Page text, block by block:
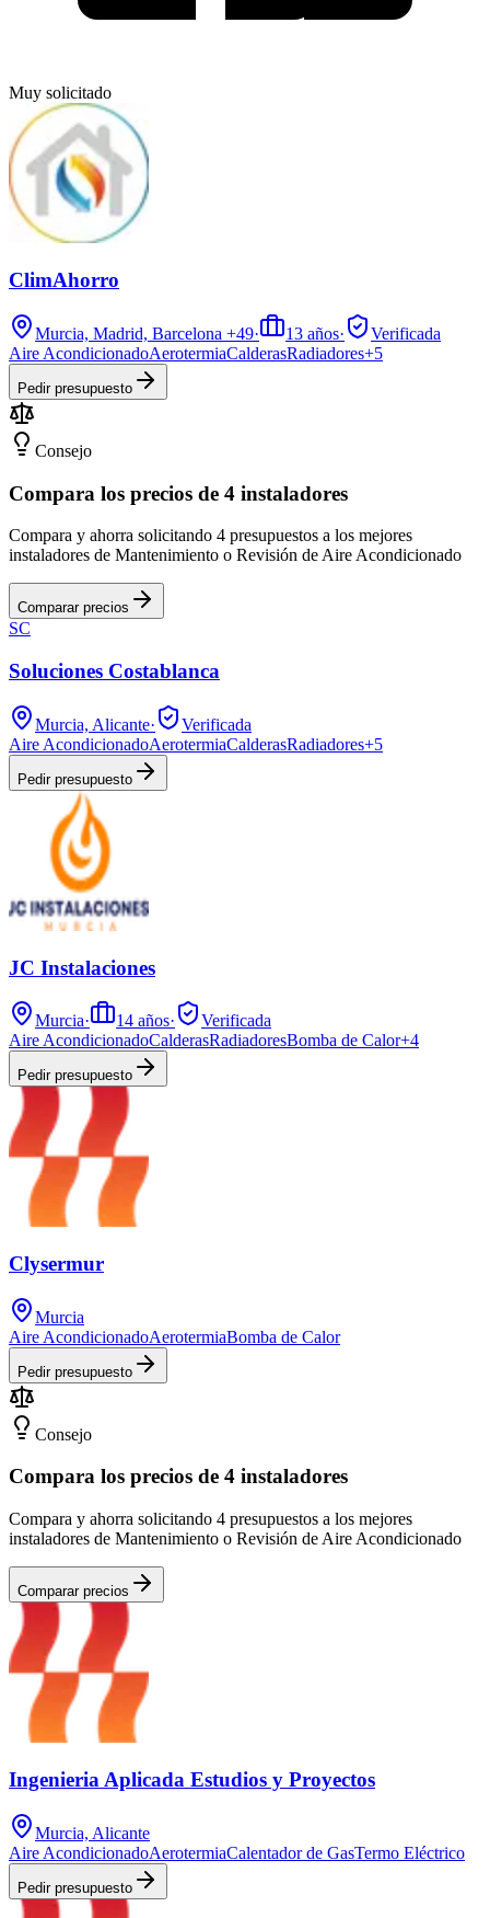
Muy solicitado
ClimAhorro
Murcia, Madrid, Barcelona +49· 13 años·
Verificada
Aire AcondicionadoAerotermiaCalderasRadiadores+5
Pedir presupuesto
Consejo
Compara los precios de 4 instaladores
Compara y ahorra solicitando 4 presupuestos a los mejores
instaladores de Mantenimiento o Revisión de Aire Acondicionado
Comparar precios
SC
Soluciones Costablanca
Murcia, Alicante·
Verificada
Aire AcondicionadoAerotermiaCalderasRadiadores+5
Pedir presupuesto
JC Instalaciones
Murcia· 14 años·
Verificada
Aire AcondicionadoCalderasRadiadoresBomba de Calor+4
Pedir presupuesto
Clysermur
Murcia
Aire AcondicionadoAerotermiaBomba de Calor
Pedir presupuesto
Consejo
Compara los precios de 4 instaladores
Compara y ahorra solicitando 4 presupuestos a los mejores
instaladores de Mantenimiento o Revisión de Aire Acondicionado
Comparar precios
Ingenieria Aplicada Estudios y Proyectos
Murcia, Alicante
Aire AcondicionadoAerotermiaCalentador de GasTermo Eléctrico
Pedir presupuesto